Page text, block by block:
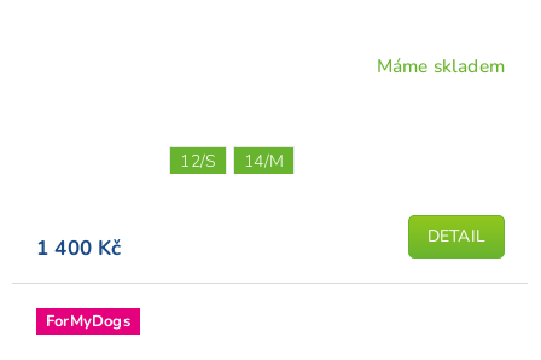
5
Máme skladem
1 400 Kč DETAIL
12/S 14/M
ForMyDogs